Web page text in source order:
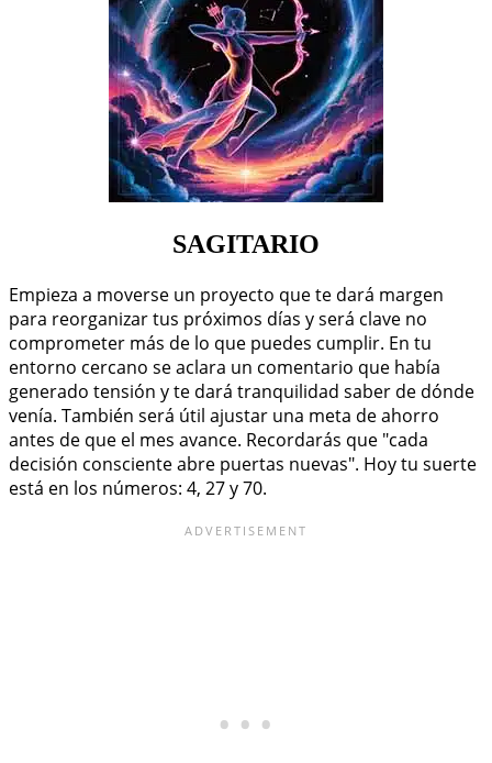
SAGITARIO
Empieza a moverse un proyecto que te dará margen
para reorganizar tus próximos días y será clave no
comprometer más de lo que puedes cumplir. En tu
entorno cercano se aclara un comentario que había
generado tensión y te dará tranquilidad saber de dónde
venía. También será útil ajustar una meta de ahorro
antes de que el mes avance. Recordarás que "cada
decisión consciente abre puertas nuevas". Hoy tu suerte
está en los números: 4, 27 y 70.